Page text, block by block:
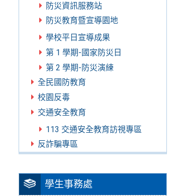
防災資訊服務站
防災教育暨宣導園地
學校平日宣導成果
第 1 學期-國家防災日
第 2 學期-防災演練
全民國防教育
校園反毒
交通安全教育
113 交通安全教育訪視專區
反詐騙專區
學生事務處